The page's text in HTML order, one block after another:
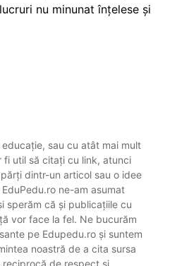
nu minunat înțelese și
sau cu atât mai mult
util să citați cu link, atunci
dintr-un articol sau o idee
ne-am asumat
sperăm că și publicațiile cu
vor face la fel. Ne bucurăm
pe Edupedu.ro și suntem
noastră de a cita sursa
de respect și